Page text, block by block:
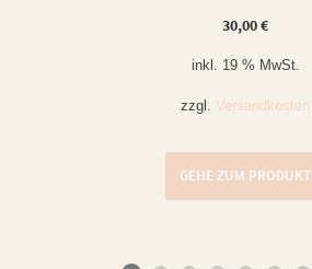
30,00€
inkl. 19 % MwSt.
zzgl.Versandkosten
GEHE ZUM PRODUKT